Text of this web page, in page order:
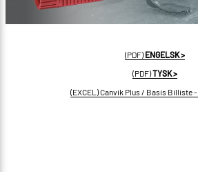
(PDF)ENGELSK >
(PDF)TYSK >
(EXCEL) Canvik Plus / Basis Billiste -